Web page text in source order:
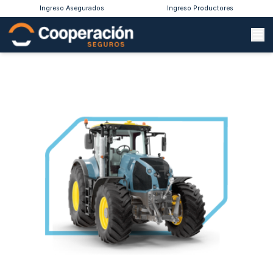
Ingreso Asegurados Ingreso Productores